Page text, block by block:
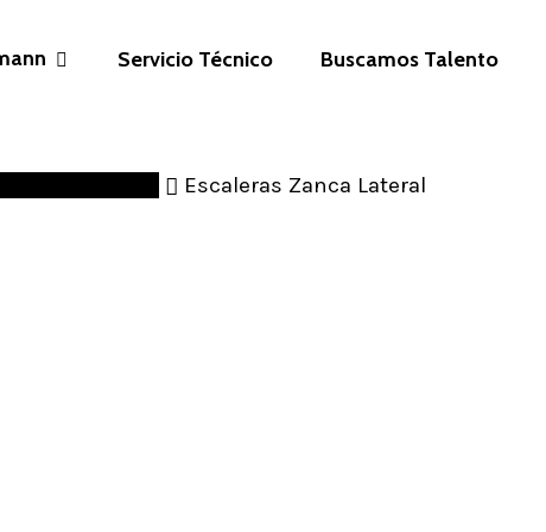
Servicio Técnico Buscamos Talento
Escaleras Zanca Lateral